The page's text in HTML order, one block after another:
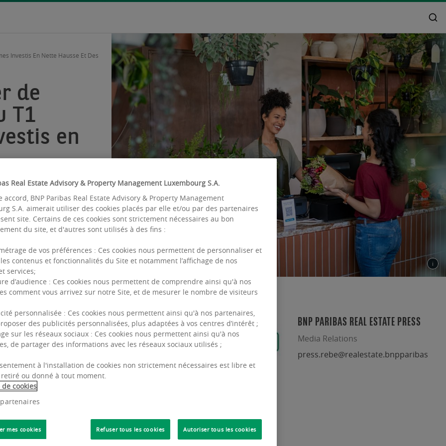
Investis En Nette Hausse Et Des
de
T1
en
d’attractivité
repartent à la hausse en Europe,
forte progression
de 31%
le bureau (+13%) et la logistique (+19%).
BNP PARIBAS REAL ESTATE PRESS
Media Relations
press.rebe@realestate.bnpparibas
Real Estate Advisory & Property Management Luxembourg S.A.
accord, BNP Paribas Real Estate Advisory & Property Management
S.A. aimerait utiliser des cookies placés par elle et/ou par des partenaires
site. Certains de ces cookies sont strictement nécessaires au bon
du site, et d'autres sont utilisés à des fins :
de vos préférences : Ces cookies nous permettent de personnaliser et
contenus et fonctionnalités du Site et notamment l’affichage de nos
services;
d’audience : Ces cookies nous permettent de comprendre ainsi qu'à nos
comment vous arrivez sur notre Site, et de mesurer le nombre de visiteurs
personnalisée : Ces cookies nous permettent ainsi qu'à nos partenaires,
des publicités personnalisées, plus adaptées à vos centres d’intérêt ;
sur les réseaux sociaux : Ces cookies nous permettent ainsi qu'à nos
de partager des informations avec les réseaux sociaux utilisés ;
à l'installation de cookies non strictement nécessaires est libre et
ou donné à tout moment.
cookies
mes cookies Refuser tous les cookies Autoriser tous les cookies